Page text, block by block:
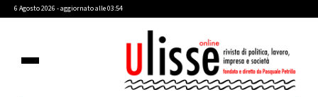
6 Agosto 2026 - aggiornato alle 03:54